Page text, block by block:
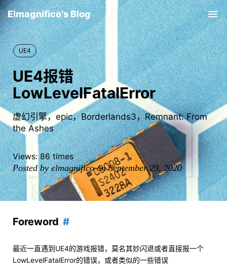
Elmagnifico's Blog
UE4
UE4报错
LowLevelFatalError
虚幻引擎，epic，Borderlands3，Remnant: From
the Ashes
Views:86times
Posted by elmagnifico on September 29, 2020
Foreword
最近一直遇到UE4的游戏报错，莫名其妙闪退或者直接报一个
LowLevelFatalError的错误，或者类似的一些错误